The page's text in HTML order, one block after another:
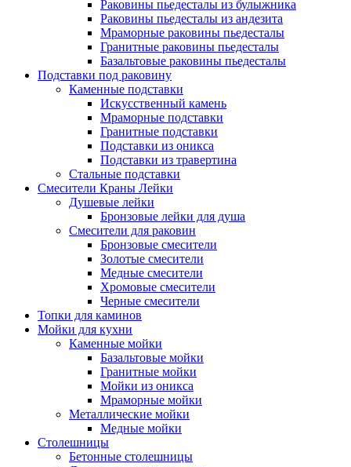
Раковины пьедесталы из булыжника
Раковины пьедесталы из андезита
Мраморные раковины пьедесталы
Гранитные раковины пьедесталы
Базальтовые раковины пьедесталы
Подставки под раковину
Каменные подставки
Искусственный камень
Мраморные подставки
Гранитные подставки
Подставки из оникса
Подставки из травертина
Стальные подставки
Смесители Краны Лейки
Душевые лейки
Бронзовые лейки для душа
Смесители для раковин
Бронзовые смесители
Золотые смесители
Медные смесители
Хромовые смесители
Черные смесители
Топки для каминов
Мойки для кухни
Каменные мойки
Базальтовые мойки
Гранитные мойки
Мойки из оникса
Мраморные мойки
Металлические мойки
Медные мойки
Столешницы
Бетонные столешницы